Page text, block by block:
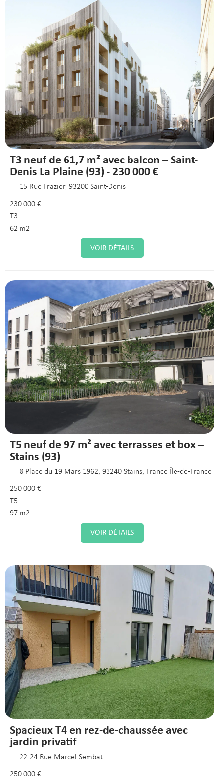
T3 neuf de 61,7 m² avec balcon – Saint-
Denis La Plaine (93) - 230 000 €
15 Rue Frazier, 93200 Saint-Denis
230 000 €
T3
62 m2
VOIR DÉTAILS
T5 neuf de 97 m² avec terrasses et box –
Stains (93)
8 Place du 19 Mars 1962, 93240 Stains, France Île-de-France
250 000 €
T5
97 m2
VOIR DÉTAILS
Spacieux T4 en rez-de-chaussée avec
jardin privatif
22-24 Rue Marcel Sembat
250 000 €